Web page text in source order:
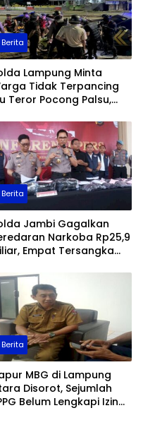
Berita
Lampung Minta
Tidak Terpancing
Teror Pocong Palsu,
Berita
Jambi Gagalkan
Narkoba Rp25,9
Empat Tersangka
Berita
MBG di Lampung
Disorot, Sejumlah
Belum Lengkapi Izin